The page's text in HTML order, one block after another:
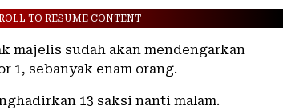
TO RESUME CONTENT
majelis sudah akan mendengarkan
1, sebanyak enam orang.
13 saksi nanti malam.